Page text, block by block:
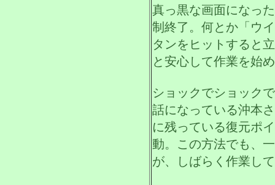
真っ黒な画面になっ
制終了。何とか「ウ
タンをヒットすると
と安心して作業を始
ショックでショック
話になっている沖本
に残っている復元ポ
動。この方法でも、
が、しばらく作業し